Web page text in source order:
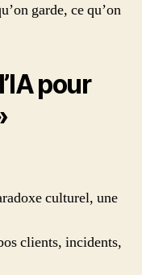
garde, ce qu’on
pour
culturel, une
clients, incidents,